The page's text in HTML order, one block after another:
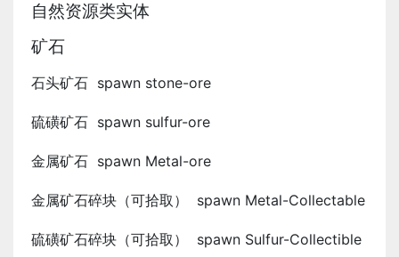
自然资源类实体
矿石
石头矿石 spawn stone-ore
硫磺矿石 spawn sulfur-ore
金属矿石 spawn Metal-ore
金属矿石碎块（可拾取） spawn Metal-Collectable
硫磺矿石碎块（可拾取） spawn Sulfur-Collectible